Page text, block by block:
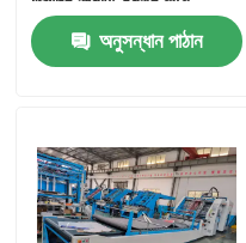
পণ্য
ভিআর শো
অনুসন্ধান পাঠান